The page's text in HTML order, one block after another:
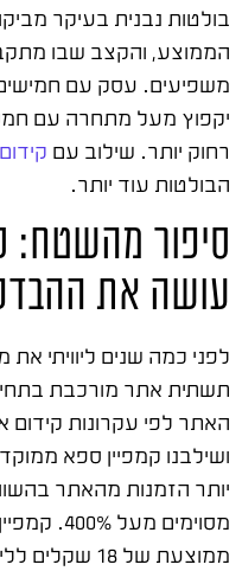
בולטות נבנית בעיקר
הממוצע, והקצב שבו
משפיעים. עסק עם חמישים
יקפוץ מעל מתחרה עם
רחוק יותר. שילוב עם
הבולטות עוד יותר.
סיפור מהשטח:
עושה את
לפני כמה שנים ליוויתי
תשתית אתר מורכבת
האתר לפי עקרונות קידום
ממוצעת של 18 שקלים לליד.